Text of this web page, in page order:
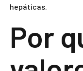
hepáticas.
Por